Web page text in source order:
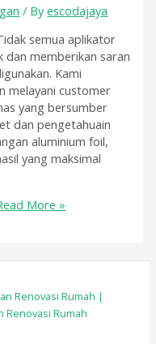
/ Byescodajaya
semua aplikator
memberikan saran
Kami
melayani customer
yang bersumber
dan pengetahuain
aluminium foil,
yang maksimal
More »
Renovasi Rumah |
Renovasi Rumah